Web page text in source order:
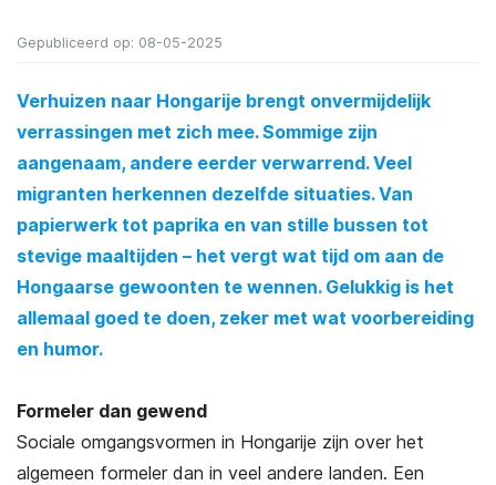
Gepubliceerd op: 08-05-2025
Verhuizen naar Hongarije brengt onvermijdelijk
verrassingen met zich mee. Sommige zijn
aangenaam, andere eerder verwarrend. Veel
migranten herkennen dezelfde situaties. Van
papierwerk tot paprika en van stille bussen tot
stevige maaltijden – het vergt wat tijd om aan de
Hongaarse gewoonten te wennen. Gelukkig is het
allemaal goed te doen, zeker met wat voorbereiding
en humor.
Formeler dan gewend
Sociale omgangsvormen in Hongarije zijn over het
algemeen formeler dan in veel andere landen. Een